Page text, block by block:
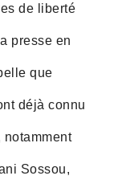
de liberté
presse en
que
déjà connu
notamment
Sossou,